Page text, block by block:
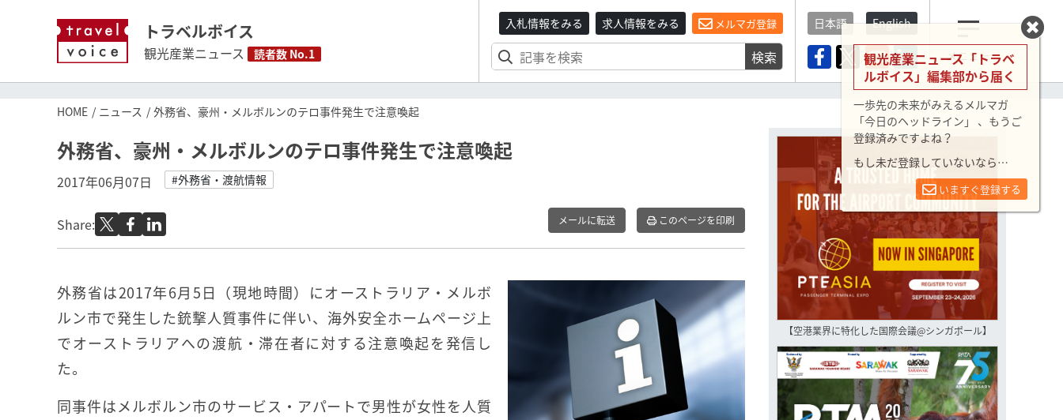
トラベルボイス
観光産業ニュース 読者数 No.1
入札情報をみる 求人情報をみる メルマガ登録
検索
日本語 English
メニュー
HOME ニュース 外務省、豪州・メルボルンのテロ事件発生で注意喚起
外務省、豪州・メルボルンのテロ事件発生で注意喚起
2017年06月07日 #外務省・渡航情報
Share: メールに転送 このページを印刷
外務省は2017年6月5日（現地時間）にオーストラリア・メルボ
ルン市で発生した銃撃人質事件に伴い、海外安全ホームページ上
でオーストラリアへの渡航・滞在者に対する注意喚起を発信し
た。
同事件はメルボルン市のサービス・アパートで男性が女性を人質
【空港業界に特化した国際会議@シンガポール】
観光産業ニュース「トラベ
ルボイス」編集部から届く
一歩先の未来がみえるメルマガ
「今日のヘッドライン」 、もうご
登録済みですよね？
もし未だ登録していないなら…
いますぐ登録する